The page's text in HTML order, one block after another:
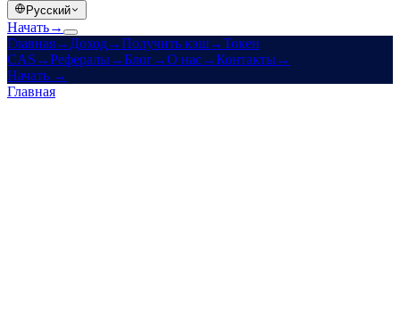
Русский
Начать→
Главная→ Доход→Получить кэш→Токен
CAS →Рефералы→Блог→О нас→Контакты→
Начать →
Главная